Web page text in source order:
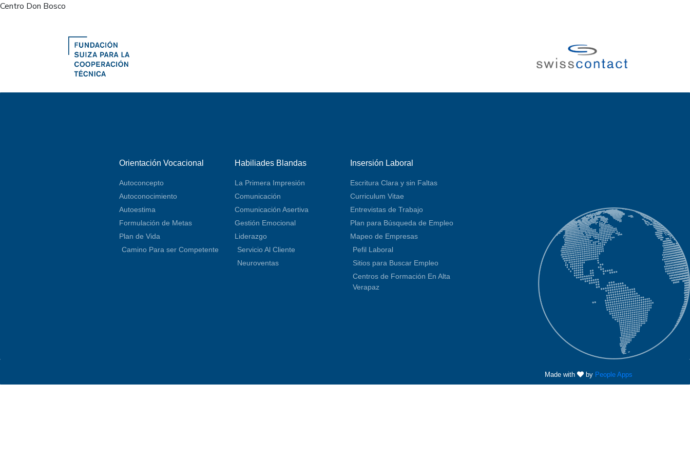
Centro Don Bosco
Orientación Vocacional
Autoconcepto
Autoconocimiento
Autoestima
Formulación de Metas
Plan de Vida
Camino Para ser Competente
Habiliades Blandas
La Primera Impresión
Comunicación
Comunicación Asertiva
Gestión Emocional
Liderazgo
Servicio Al Cliente
Neuroventas
Insersión Laboral
Escritura Clara y sin Faltas
Curriculum Vitae
Entrevistas de Trabajo
Plan para Búsqueda de Empleo
Mapeo de Empresas
Pefil Laboral
Sitios para Buscar Empleo
Centros de Formación En Alta
Verapaz
Made with by People Apps